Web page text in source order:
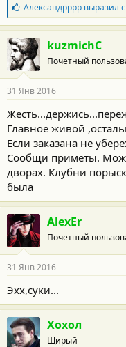
Б
л
а
г
о
д
а
н
с
т
и
Александррррвыразил
kuzmichC
Почетный
31 Янв 2016
Главное живой
Если заказана не
Сообщи приметы.
дворах. Клубни
была
AlexEr
Почетный
31 Янв 2016
Эхх,суки...
Хохол
Щирый